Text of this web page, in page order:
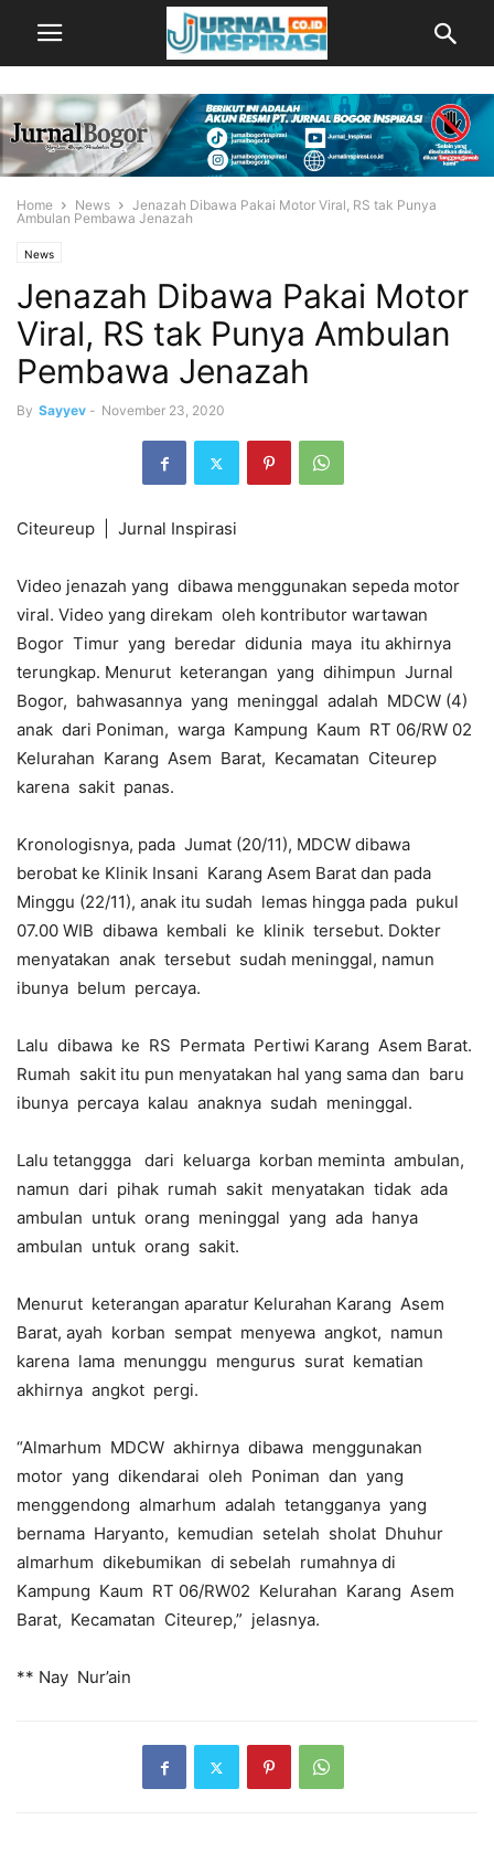
Home News
Jenazah Dibawa Pakai Motor Viral, RS tak Punya
Ambulan Pembawa Jenazah
News
Jenazah Dibawa Pakai Motor
Viral, RS tak Punya Ambulan
Pembawa Jenazah
By Sayyev - November 23, 2020
Citeureup | Jurnal Inspirasi
Video jenazah yang dibawa menggunakan sepeda motor
viral. Video yang direkam oleh kontributor wartawan
Bogor Timur yang beredar didunia maya itu akhirnya
terungkap. Menurut keterangan yang dihimpun Jurnal
Bogor, bahwasannya yang meninggal adalah MDCW (4)
anak dari Poniman, warga Kampung Kaum RT 06/RW 02
Kelurahan Karang Asem Barat, Kecamatan Citeurep
karena sakit panas.
Kronologisnya, pada Jumat (20/11), MDCW dibawa
berobat ke Klinik Insani Karang Asem Barat dan pada
Minggu (22/11), anak itu sudah lemas hingga pada pukul
07.00 WIB dibawa kembali ke klinik tersebut. Dokter
menyatakan anak tersebut sudah meninggal, namun
ibunya belum percaya.
Lalu dibawa ke RS Permata Pertiwi Karang Asem Barat.
Rumah sakit itu pun menyatakan hal yang sama dan baru
ibunya percaya kalau anaknya sudah meninggal.
Lalu tetanggga dari keluarga korban meminta ambulan,
namun dari pihak rumah sakit menyatakan tidak ada
ambulan untuk orang meninggal yang ada hanya
ambulan untuk orang sakit.
Menurut keterangan aparatur Kelurahan Karang Asem
Barat, ayah korban sempat menyewa angkot, namun
karena lama menunggu mengurus surat kematian
akhirnya angkot pergi.
“Almarhum MDCW akhirnya dibawa menggunakan
motor yang dikendarai oleh Poniman dan yang
menggendong almarhum adalah tetangganya yang
bernama Haryanto, kemudian setelah sholat Dhuhur
almarhum dikebumikan di sebelah rumahnya di
Kampung Kaum RT 06/RW02 Kelurahan Karang Asem
Barat, Kecamatan Citeurep,” jelasnya.
** Nay Nur’ain